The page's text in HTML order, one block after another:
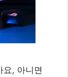
요, 아니면